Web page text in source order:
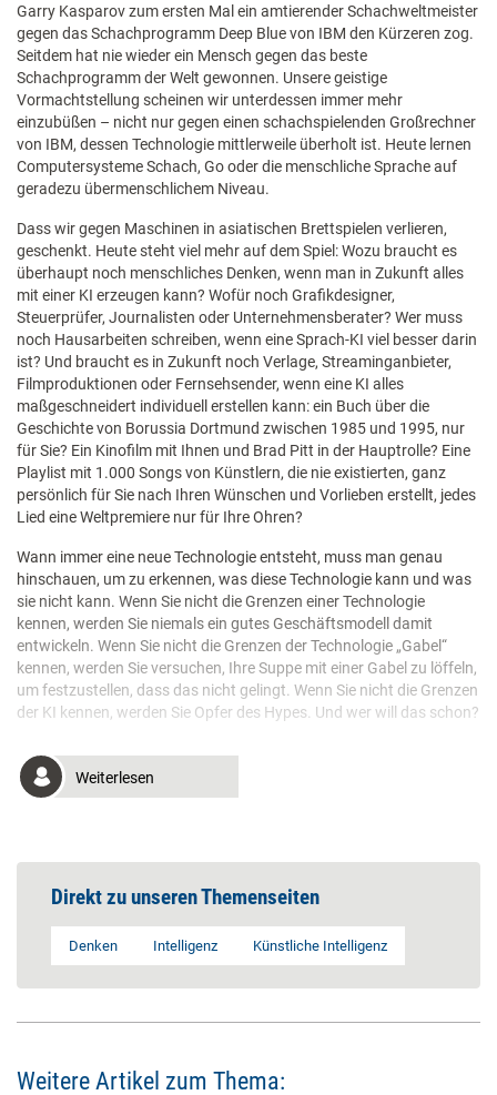
Garry Kasparov zum ersten Mal ein amtierender Schachweltmeister
gegen das Schachprogramm Deep Blue von IBM den Kürzeren zog.
Seitdem hat nie wieder ein Mensch gegen das beste
Schachprogramm der Welt gewonnen. Unsere geistige
Vormachtstellung scheinen wir unterdessen immer mehr
einzubüßen – nicht nur gegen einen schachspielenden Großrechner
von IBM, dessen Technologie mittlerweile überholt ist. Heute lernen
Computersysteme Schach, Go oder die menschliche Sprache auf
geradezu übermenschlichem Niveau.
Dass wir gegen Maschinen in asiatischen Brettspielen verlieren,
geschenkt. Heute steht viel mehr auf dem Spiel: Wozu braucht es
überhaupt noch menschliches Denken, wenn man in Zukunft alles
mit einer KI erzeugen kann? Wofür noch Grafikdesigner,
Steuerprüfer, Journalisten oder Unternehmensberater? Wer muss
noch Hausarbeiten schreiben, wenn eine Sprach-KI viel besser darin
ist? Und braucht es in Zukunft noch Verlage, Streaminganbieter,
Filmproduktionen oder Fernsehsender, wenn eine KI alles
maßgeschneidert individuell erstellen kann: ein Buch über die
Geschichte von Borussia Dortmund zwischen 1985 und 1995, nur
für Sie? Ein Kinofilm mit Ihnen und Brad Pitt in der Hauptrolle? Eine
Playlist mit 1.000 Songs von Künstlern, die nie existierten, ganz
persönlich für Sie nach Ihren Wünschen und Vorlieben erstellt, jedes
Lied eine Weltpremiere nur für Ihre Ohren?
Wann immer eine neue Technologie entsteht, muss man genau
hinschauen, um zu erkennen, was diese Technologie kann und was
sie nicht kann. Wenn Sie nicht die Grenzen einer Technologie
kennen, werden Sie niemals ein gutes Geschäftsmodell damit
entwickeln. Wenn Sie nicht die Grenzen der Technologie „Gabel“
kennen, werden Sie versuchen, Ihre Suppe mit einer Gabel zu löffeln,
um festzustellen, dass das nicht gelingt. Wenn Sie nicht die Grenzen
der KI kennen, werden Sie Opfer des Hypes. Und wer will das schon?
Weiterlesen
Direkt zu unseren Themenseiten
Denken Intelligenz Künstliche Intelligenz
Weitere Artikel zum Thema: